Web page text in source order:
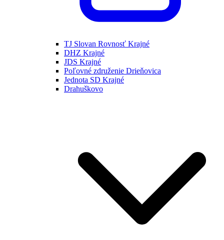
TJ Slovan Rovnosť Krajné
DHZ Krajné
JDS Krajné
Poľovné združenie Drieňovica
Jednota SD Krajné
Drahuškovo